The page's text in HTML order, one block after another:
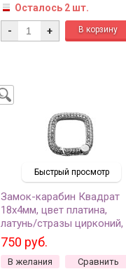
Осталось 2 шт.
- +
Быстрый просмотр
Замок-карабин Квадрат
18х4мм, цвет платина,
латунь/стразы цирконий,
07-086, 1шт
750 руб.
В желания Сравнить